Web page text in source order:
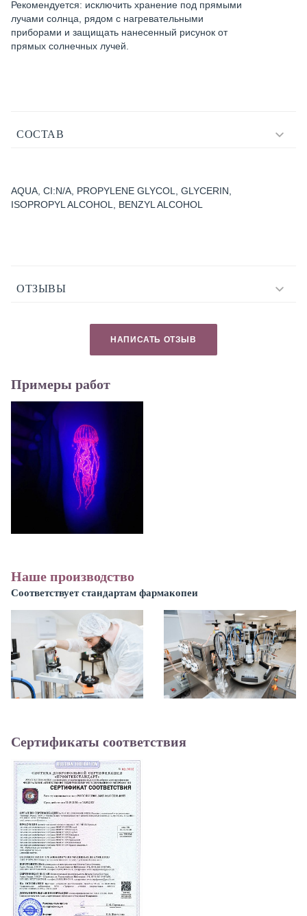
Рекомендуется: исключить хранение под прямыми
лучами солнца, рядом с нагревательными
приборами и защищать нанесенный рисунок от
прямых солнечных лучей.
СОСТАВ
AQUA, CI:N/A, PROPYLENE GLYCOL, GLYCERIN,
ISOPROPYL ALCOHOL, BENZYL ALCOHOL
ОТЗЫВЫ
НАПИСАТЬ ОТЗЫВ
Примеры работ
Наше производство
Соответствует стандартам фармакопеи
Сертификаты соответствия